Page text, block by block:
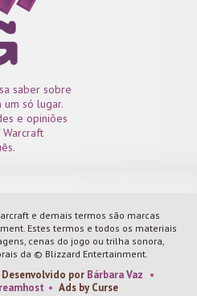
saber sobre
só lugar.
e opiniões
e demais termos são marcas
Estes termos e todos os materiais
cenas do jogo ou trilha sonora,
da © Blizzard Entertainment.
Desenvolvido por Bárbara Vaz •
• Ads by Curse